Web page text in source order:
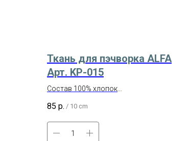
Ткань для пэчворка ALFA
Арт. KP-015
Состав 100% хлопок
Производство – Корея
85 р. / 10 cm